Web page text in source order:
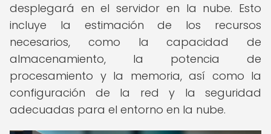
desplegará en el servidor en la nube. Esto
incluye la estimación de los recursos
necesarios, como la capacidad de
almacenamiento, la potencia de
procesamiento y la memoria, así como la
configuración de la red y la seguridad
adecuadas para el entorno en la nube.